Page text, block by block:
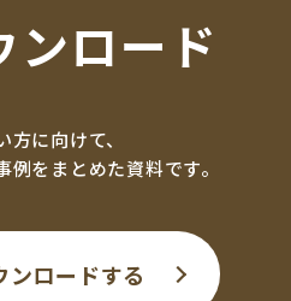
ンロード
方に向けて、
をまとめた資料です。
ンロードする